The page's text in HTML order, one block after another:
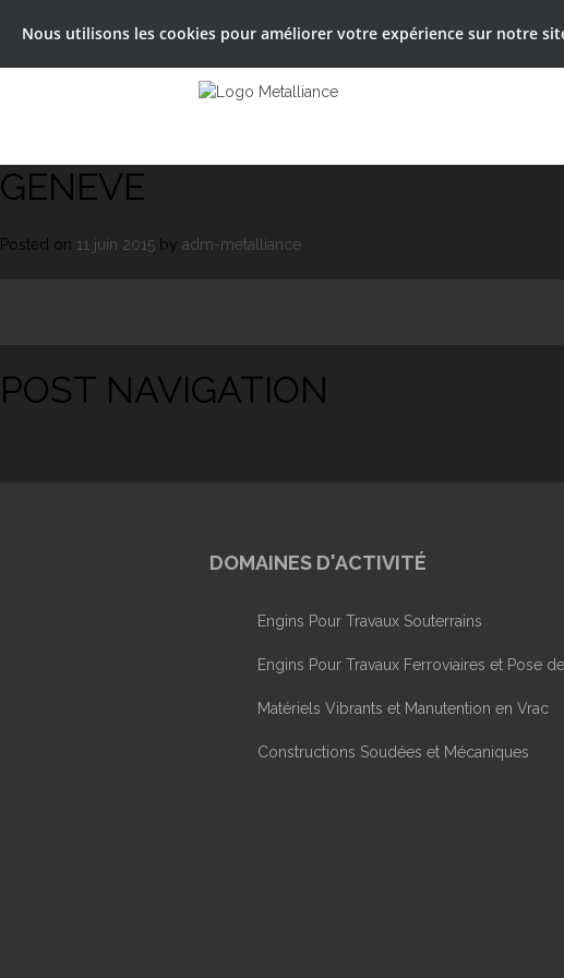
GENEVE
Posted on 11 juin 2015 by adm-metalliance
POST NAVIGATION
DOMAINES D'ACTIVITÉ
Engins Pour Travaux Souterrains
Engins Pour Travaux Ferroviaires et Pose
Matériels Vibrants et Manutention en Vrac
Constructions Soudées et Mécaniques
Nous utilisons les cookies pour améliorer votre expérience sur notre